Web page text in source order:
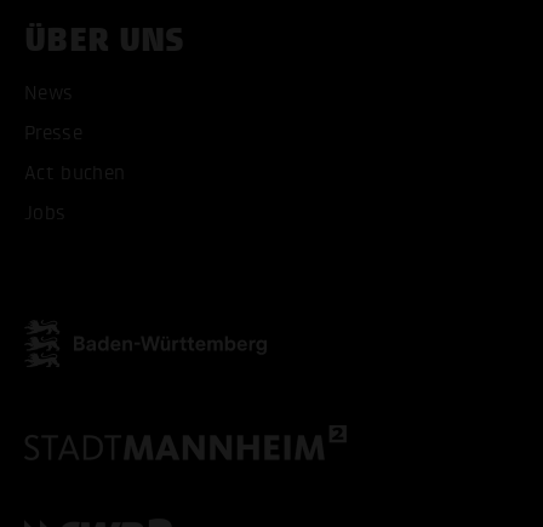
ÜBER UNS
News
Presse
Act buchen
Jobs